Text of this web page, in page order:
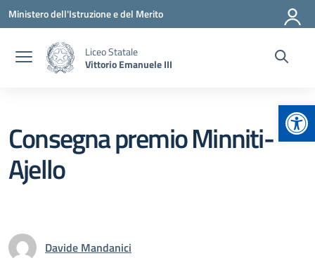
Vai ai contenuti
Vai al menu di navigazione
Vai al footer
Ministero dell'Istruzione e del Merito
Liceo Statale
Vittorio Emanuele III
Consegna premio Minniti-
Ajello
Davide Mandanici